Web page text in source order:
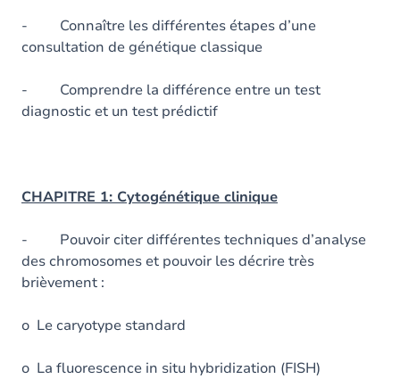
- Connaître les différentes étapes d’une
consultation de génétique classique
- Comprendre la différence entre un test
diagnostic et un test prédictif
CHAPITRE 1: Cytogénétique clinique
- Pouvoir citer différentes techniques d’analyse
des chromosomes et pouvoir les décrire très
brièvement :
o Le caryotype standard
o La fluorescence in situ hybridization (FISH)